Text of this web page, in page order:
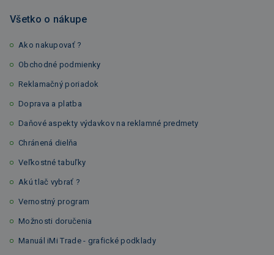
Všetko o nákupe
Ako nakupovať ?
Obchodné podmienky
Reklamačný poriadok
Doprava a platba
Daňové aspekty výdavkov na reklamné predmety
Chránená dielňa
Veľkostné tabuľky
Akú tlač vybrať ?
Vernostný program
Možnosti doručenia
Manuál iMi Trade - grafické podklady